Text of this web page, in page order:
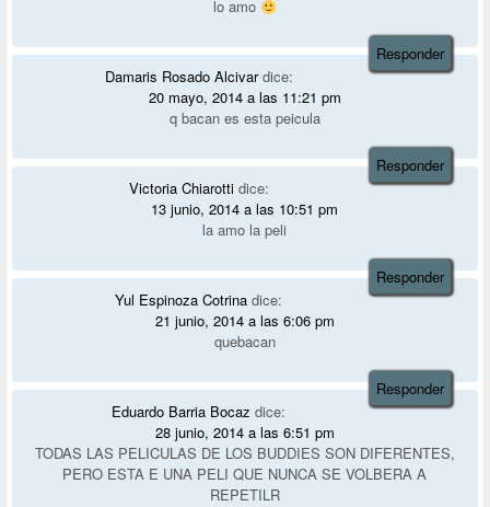
lo amo
Responder
Damaris Rosado Alcivar dice:
20 mayo, 2014 a las 11:21 pm
q bacan es esta peicula
Responder
Victoria Chiarotti dice:
13 junio, 2014 a las 10:51 pm
la amo la peli
Responder
Yul Espinoza Cotrina dice:
21 junio, 2014 a las 6:06 pm
quebacan
Responder
Eduardo Barria Bocaz dice:
28 junio, 2014 a las 6:51 pm
TODAS LAS PELICULAS DE LOS BUDDIES SON DIFERENTES,
PERO ESTA E UNA PELI QUE NUNCA SE VOLBERA A
REPETILR